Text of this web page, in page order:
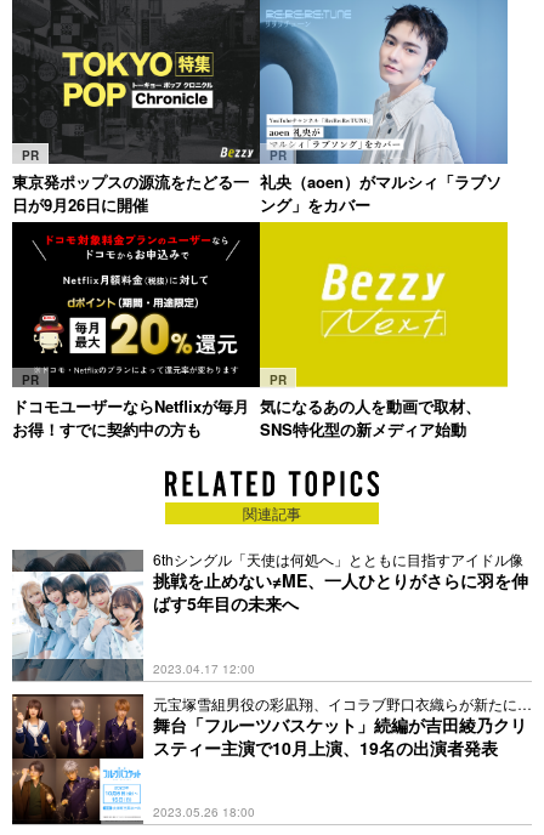
PR
東京発ポップスの源流をたどる一
日が9月26日に開催
PR
礼央（aoen）がマルシィ「ラブソ
ング」をカバー
PR
ドコモユーザーならNetflixが毎月
お得！すでに契約中の方も
PR
気になるあの人を動画で取材、
SNS特化型の新メディア始動
関連記事
6thシングル「天使は何処へ」とともに目指すアイドル像
挑戦を止めない≠ME、一人ひとりがさらに羽を伸
ばす5年目の未来へ
2023.04.17 12:00
元宝塚雪組男役の彩凪翔、イコラブ野口衣織らが新たに参
加
舞台「フルーツバスケット」続編が吉田綾乃クリ
スティー主演で10月上演、19名の出演者発表
2023.05.26 18:00